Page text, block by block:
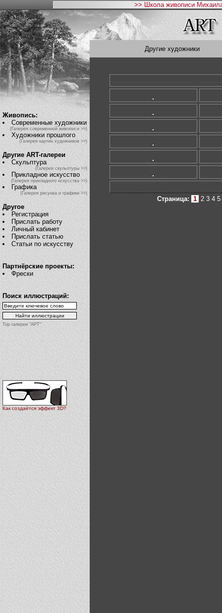
>> Школа живописи
Живопись:
Современные художники
(Галерея современной живописи >>)
Художники прошлого
(Галерея картин художников >>)
Другие ART-галереи
Скульптура
(Галерея скульптуры >>)
Прикладное искусство
(Галерея прикладного искусства >>)
Графика
(Галерея рисунка и графики >>)
Другое
Регистрация
Прислать работу
Личный кабинет
Прислать статью
Статьи по искусству
Партнёрские проекты:
Фрески
Поиск иллюстраций:
Top галереи "АРТ"
Как создаётся эффект 3D?
Другие художники
Страница: 1 2 3 4 5